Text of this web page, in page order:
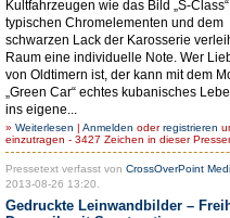
Kultfahrzeugen wie das Bild „S-
typischen Chromelementen und dem
schwarzen Lack der Karosserie
Raum eine individuelle Note. Wer
von Oldtimern ist, der kann mit dem
„Green Car“ echtes kubanisches
ins eigene...
» Weiterlesen | Anmelden oderregistrieren
einzutragen - 3427 Zeichen in dieser
Pressetext verfasst von CrossOverPoint
2013-08-26 13:20.
Gedruckte Leinwandbilder –